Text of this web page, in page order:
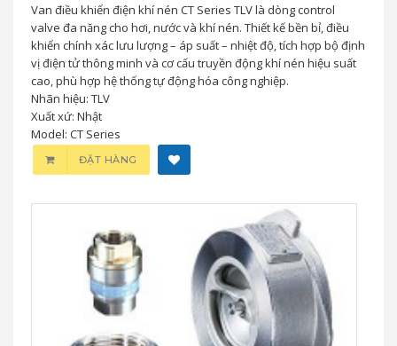
Van điều khiển điện khí nén CT Series TLV là dòng control
valve đa năng cho hơi, nước và khí nén. Thiết kế bền bỉ, điều
khiển chính xác lưu lượng – áp suất – nhiệt độ, tích hợp bộ định
vị điện tử thông minh và cơ cấu truyền động khí nén hiệu suất
cao, phù hợp hệ thống tự động hóa công nghiệp.
Nhãn hiệu: TLV
Xuất xứ: Nhật
Model: CT Series
ĐẶT HÀNG